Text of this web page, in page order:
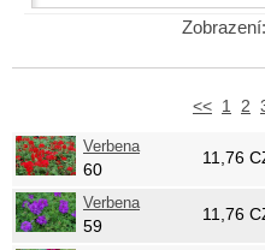
Zobrazení:
<< 1 2
Verbena
60
11,76
Verbena
59
11,76